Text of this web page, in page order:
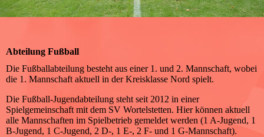
Abteilung Fußball
Die Fußballabteilung besteht aus einer 1. und 2. Mannschaft, wobei
die 1. Mannschaft aktuell in der Kreisklasse Nord spielt.
Die Fußball-Jugendabteilung steht seit 2012 in einer
Spielgemeinschaft mit dem SV Wortelstetten. Hier können aktuell
alle Mannschaften im Spielbetrieb gemeldet werden (1 A-Jugend, 1
B-Jugend, 1 C-Jugend, 2 D-, 1 E-, 2 F- und 1 G-Mannschaft).